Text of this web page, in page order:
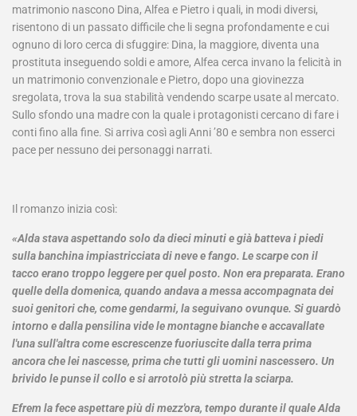
matrimonio nascono Dina, Alfea e Pietro i quali, in modi diversi,
risentono di un passato difficile che li segna profondamente e cui
ognuno di loro cerca di sfuggire: Dina, la maggiore, diventa una
prostituta inseguendo soldi e amore, Alfea cerca invano la felicità in
un matrimonio convenzionale e Pietro, dopo una giovinezza
sregolata, trova la sua stabilità vendendo scarpe usate al mercato.
Sullo sfondo una madre con la quale i protagonisti cercano di fare i
conti fino alla fine. Si arriva così agli Anni ’80 e sembra non esserci
pace per nessuno dei personaggi narrati.
Il romanzo inizia così:
«Alda stava aspettando solo da dieci minuti e già batteva i piedi
sulla banchina impiastricciata di neve e fango. Le scarpe con il
tacco erano troppo leggere per quel posto. Non era preparata. Erano
quelle della domenica, quando andava a messa accompagnata dei
suoi genitori che, come gendarmi, la seguivano ovunque. Si guardò
intorno e dalla pensilina vide le montagne bianche e accavallate
l'una sull'altra come escrescenze fuoriuscite dalla terra prima
ancora che lei nascesse, prima che tutti gli uomini nascessero. Un
brivido le punse il collo e si arrotolò più stretta la sciarpa.
Efrem la fece aspettare più di mezz'ora, tempo durante il quale Alda